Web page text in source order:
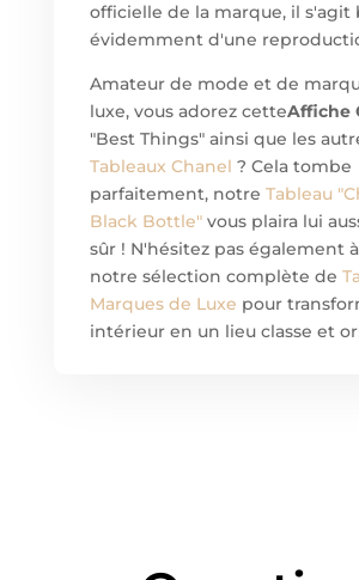
officielle de la marque, il s'agit
évidemment d'une
Amateur de mode et de
luxe, vous adorez cetteAffiche
"Best Things" ainsi que les
Tableaux Chanel ? Cela tombe
parfaitement, notre Tableau
Black Bottle"vous plaira lui
sûr ! N'hésitez pas également
notre sélection complète de
Marques de Luxe pour
intérieur en un lieu classe et